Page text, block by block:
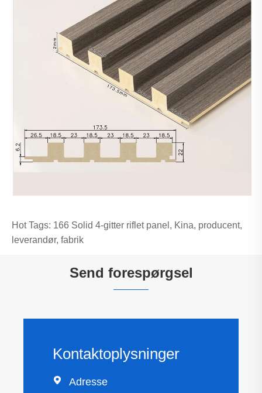
Hot Tags: 166 Solid 4-gitter riflet panel, Kina, producent,
leverandør, fabrik
Send forespørgsel
Kontaktoplysninger
 Adresse